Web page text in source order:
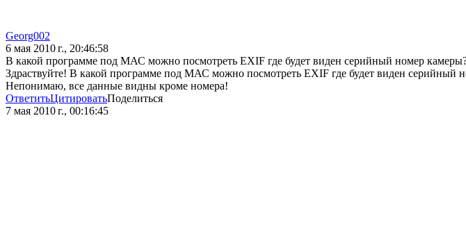
Georg002
6 мая 2010 г., 20:46:58
В какой программе под МАС можно посмотреть EXIF где будет виден серийный номер
Здраствуйте! В какой программе под МАС можно посмотреть EXIF где будет виден серийный
Непонимаю, все данные видны кроме номера!
ОтветитьЦитироватьПоделиться
7 мая 2010 г., 00:16:45